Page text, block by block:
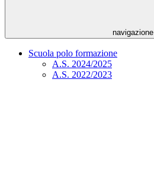
navigazione
Scuola polo formazione
A.S. 2024/2025
A.S. 2022/2023